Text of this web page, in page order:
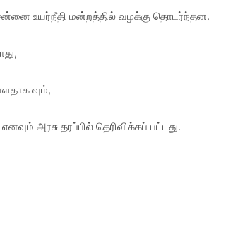
உயர்நீதி மன்றத்தில் வழக்கு தொடர்ந்தன.
வும்,
அரசு தரப்பில் தெரிவிக்கப் பட்டது.